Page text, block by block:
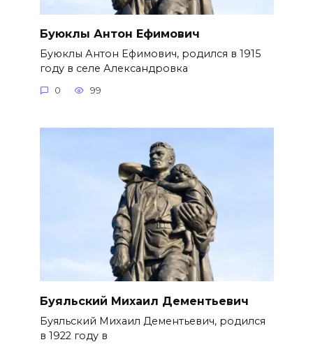
Буюклы Антон Ефимович
Буюклы Антон Ефимович, родился в 1915
году в селе Александровка
0 99
Буяльский Михаил Дементьевич
Буяльский Михаил Дементьевич, родился
в 1922 году в